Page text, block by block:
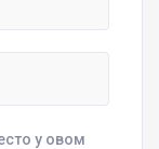
у овом